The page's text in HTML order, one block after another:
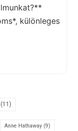
különleges
(11)
Anne Hathaway (9)